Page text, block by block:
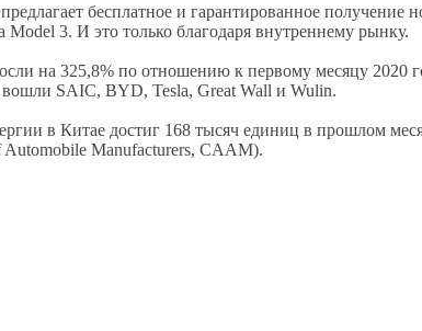
бесплатное и гарантированное
3. И это только благодаря внутреннему рынку.
на 325,8% по отношению к первому месяцу 2020
SAIC, BYD, Tesla, Great Wall и Wulin.
в Китае достиг 168 тысяч единиц в прошлом
Automobile Manufacturers, CAAM).